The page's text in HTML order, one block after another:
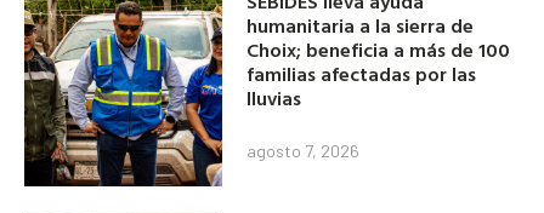
humanitaria a la sierra de
Choix; beneficia a más de 100
familias afectadas por las
lluvias
agosto 7, 2026